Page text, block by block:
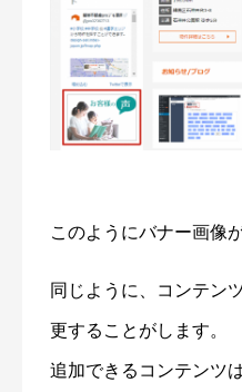
このようにバナー画像
同じように、コンテン
更することがします。
追加できるコンテンツ